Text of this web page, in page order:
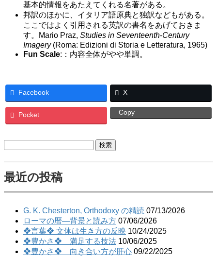
基本的情報をあたえてくれる名著がある。
邦訳のほかに、イタリア語原典と独訳などもがある。
ここではよく引用される英訳の書名をあげておきま
す。Mario Praz, Studies in Seventeenth-Century
Imagery(Roma: Edizioni di Storia e Letteratura, 1965)
Fun Scale:：内容全体がやや単調。
Facebook X
Pocket Copy
最近の投稿
G. K. Chesterton, Orthodoxy の精読 07/13/2026
ローマの暦―背景と読み方 07/06/2026
❖言葉❖ 文体は生き方の反映 10/24/2025
❖豊かさ❖ 満足する技法 10/06/2025
❖豊かさ❖ 向き合い方が肝心 09/22/2025